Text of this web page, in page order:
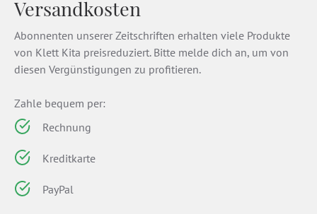
Versandkosten
Abonnenten unserer Zeitschriften erhalten viele Produkte
von Klett Kita preisreduziert. Bitte melde dich an, um von
diesen Vergünstigungen zu profitieren.
Zahle bequem per:
Rechnung
Kreditkarte
PayPal